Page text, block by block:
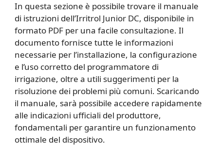
In questa sezione è possibile trovare il manuale
di istruzioni dell’Irritrol Junior DC, disponibile in
formato PDF per una facile consultazione. Il
documento fornisce tutte le informazioni
necessarie per l’installazione, la configurazione
e l’uso corretto del programmatore di
irrigazione, oltre a utili suggerimenti per la
risoluzione dei problemi più comuni. Scaricando
il manuale, sarà possibile accedere rapidamente
alle indicazioni ufficiali del produttore,
fondamentali per garantire un funzionamento
ottimale del dispositivo.